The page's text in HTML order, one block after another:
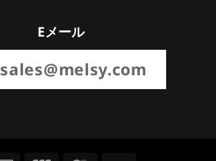
Eメール
sales@melsy.com